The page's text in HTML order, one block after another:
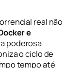
real não
e
poderosa
o ciclo de
tempo até